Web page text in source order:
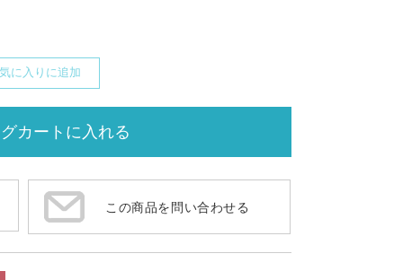
に入りに追加
この商品を問い合わせる